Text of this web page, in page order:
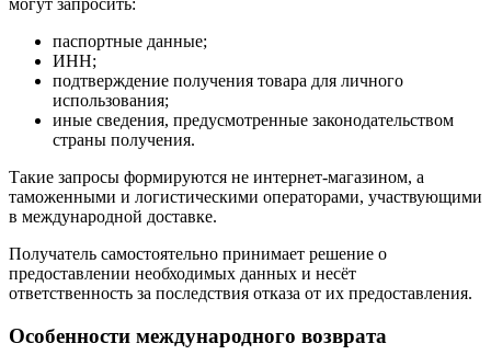
могут запросить:
паспортные данные;
ИНН;
подтверждение получения товара для личного
использования;
иные сведения, предусмотренные законодательством
страны получения.
Такие запросы формируются не интернет-магазином, а
таможенными и логистическими операторами, участвующими
в международной доставке.
Получатель самостоятельно принимает решение о
предоставлении необходимых данных и несёт
ответственность за последствия отказа от их предоставления.
Особенности международного возврата